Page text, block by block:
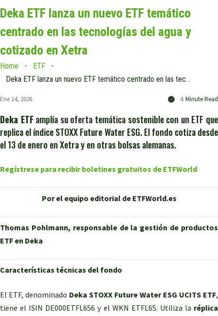
Deka ETF lanza un nuevo ETF temático
centrado en las tecnologías del agua y
cotizado en Xetra
Home
ETF
Deka ETF lanza un nuevo ETF temático centrado en las tecnologías del agua y cotizado en Xetra
Ene 14, 2026 4 Minute Read
Deka ETFamplía su oferta temática sostenible con un ETF que
replica el índice STOXX Future Water ESG. El fondo cotiza desde
el 13 de enero en Xetra y en otras bolsas alemanas.
Regístrese para recibir boletines gratuitos de ETFWorld
Por el equipo editorial de ETFWorld.es
Thomas Pohlmann, responsable de la gestión de productos
ETF en Deka
Características técnicas del fondo
El ETF, denominado Deka STOXX Future Water ESG UCITS ETF,
tiene el ISIN DE000ETFL656 y el WKN ETFL65. Utiliza la réplica